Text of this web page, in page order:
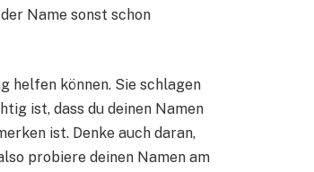
Name sonst schon
helfen können. Sie schlagen
ist, dass du deinen Namen
ist. Denke auch daran,
probiere deinen Namen am